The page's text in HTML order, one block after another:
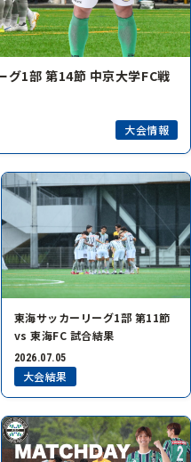
1部 第14節 中京大学FC戦
大会情報
東海サッカーリーグ1部 第11節
vs 東海FC 試合結果
2026.07.05
大会結果